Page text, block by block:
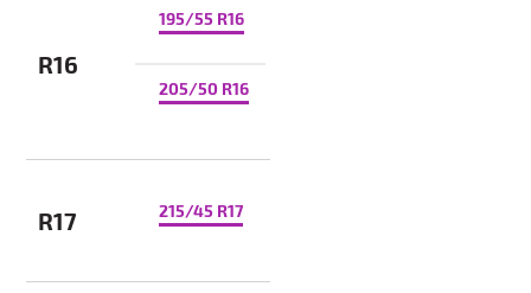
R16
195/55 R16
205/50 R16
R17 215/45 R17